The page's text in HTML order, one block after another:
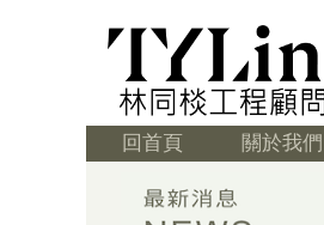
回首頁 關於我們